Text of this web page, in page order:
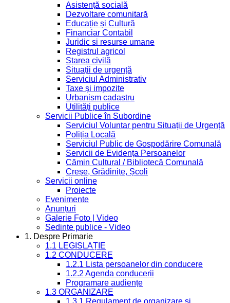
Asistență socială
Dezvoltare comunitară
Educație și Cultură
Financiar Contabil
Juridic si resurse umane
Registrul agricol
Starea civilă
Situații de urgență
Serviciul Administrativ
Taxe și impozite
Urbanism cadastru
Utilități publice
Servicii Publice în Subordine
Serviciul Voluntar pentru Situații de Urgență
Poliția Locală
Serviciul Public de Gospodărire Comunală
Servicii de Evidența Persoanelor
Cămin Cultural / Bibliotecă Comunală
Creșe, Grădinițe, Școli
Servicii online
Proiecte
Evenimente
Anunțuri
Galerie Foto | Video
Sedinte publice - Video
1. Despre Primarie
1.1 LEGISLAȚIE
1.2 CONDUCERE
1.2.1 Lista persoanelor din conducere
1.2.2 Agenda conducerii
Programare audiențe
1.3 ORGANIZARE
1.3.1 Regulament de organizare și